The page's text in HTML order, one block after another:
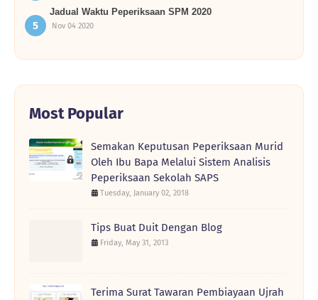
Jadual Waktu Peperiksaan SPM 2020
Nov 04 2020
Most Popular
Semakan Keputusan Peperiksaan Murid
Oleh Ibu Bapa Melalui Sistem Analisis
Peperiksaan Sekolah SAPS
Tuesday, January 02, 2018
Tips Buat Duit Dengan Blog
Friday, May 31, 2013
Terima Surat Tawaran Pembiayaan Ujrah